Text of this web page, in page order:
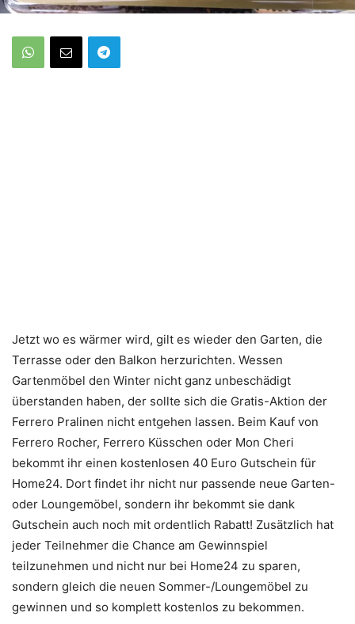
Jetzt wo es wärmer wird, gilt es wieder den Garten, die
Terrasse oder den Balkon herzurichten. Wessen
Gartenmöbel den Winter nicht ganz unbeschädigt
überstanden haben, der sollte sich die Gratis-Aktion der
Ferrero Pralinen nicht entgehen lassen. Beim Kauf von
Ferrero Rocher, Ferrero Küsschen oder Mon Cheri
bekommt ihr einen kostenlosen 40 Euro Gutschein für
Home24. Dort findet ihr nicht nur passende neue Garten-
oder Loungemöbel, sondern ihr bekommt sie dank
Gutschein auch noch mit ordentlich Rabatt! Zusätzlich hat
jeder Teilnehmer die Chance am Gewinnspiel
teilzunehmen und nicht nur bei Home24 zu sparen,
sondern gleich die neuen Sommer-/Loungemöbel zu
gewinnen und so komplett kostenlos zu bekommen.